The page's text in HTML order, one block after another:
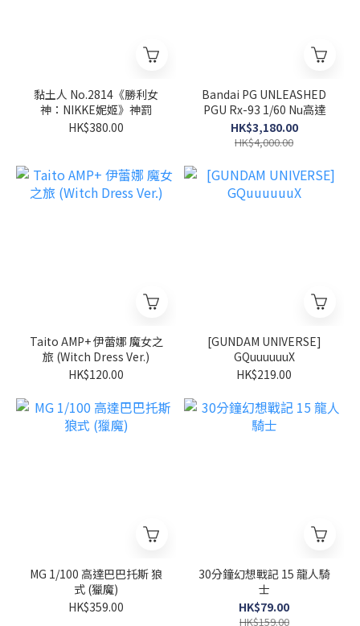
黏土人 No.2814《勝利女
神：NIKKE妮姬》神罰
HK$380.00
Bandai PG UNLEASHED
PGU Rx-93 1/60 Nu高達
HK$3,180.00
HK$4,000.00
Taito AMP+ 伊蕾娜 魔女之
旅 (Witch Dress Ver.)
HK$120.00
[GUNDAM UNIVERSE]
GQuuuuuuX
HK$219.00
MG 1/100 高達巴巴托斯 狼
式 (獵魔)
HK$359.00
30分鐘幻想戰記 15 龍人騎
士
HK$79.00
HK$159.00